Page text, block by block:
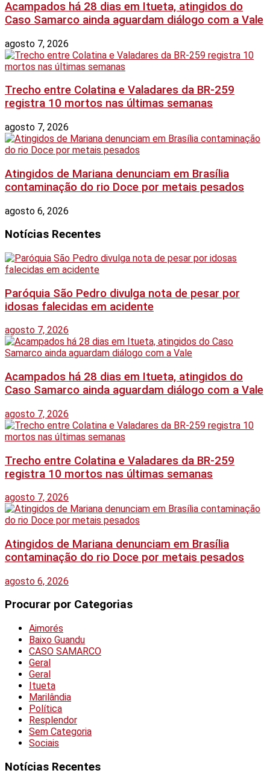
Acampados há 28 dias em Itueta, atingidos do
Caso Samarco ainda aguardam diálogo com a Vale
agosto 7, 2026
Trecho entre Colatina e Valadares da BR-259
registra 10 mortos nas últimas semanas
agosto 7, 2026
Atingidos de Mariana denunciam em Brasília
contaminação do rio Doce por metais pesados
agosto 6, 2026
Notícias Recentes
Paróquia São Pedro divulga nota de pesar por
idosas falecidas em acidente
agosto 7, 2026
Acampados há 28 dias em Itueta, atingidos do
Caso Samarco ainda aguardam diálogo com a Vale
agosto 7, 2026
Trecho entre Colatina e Valadares da BR-259
registra 10 mortos nas últimas semanas
agosto 7, 2026
Atingidos de Mariana denunciam em Brasília
contaminação do rio Doce por metais pesados
agosto 6, 2026
Procurar por Categorias
Aimorés
Baixo Guandu
CASO SAMARCO
Geral
Geral
Itueta
Marilândia
Política
Resplendor
Sem Categoria
Sociais
Notícias Recentes